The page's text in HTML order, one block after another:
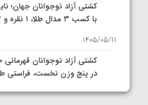
کشتی آزاد نوجوانان جهان؛
با کسب ۳ مدال طلا، ۱ نقره و ۲ مدال برنز
1405/05/11
کشتی آزاد نوجوانان قهرمانی
در پنج وزن نخست، فراستی
1405/05/11